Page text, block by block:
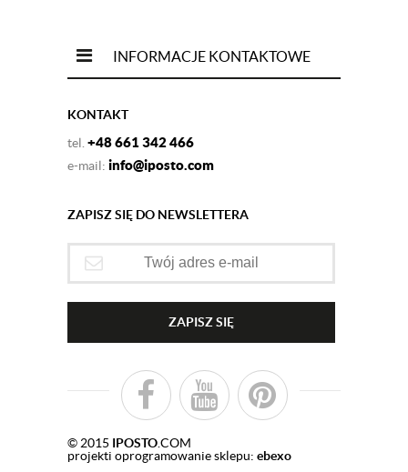
INFORMACJE KONTAKTOWE
KONTAKT
tel. +48 661 342 466
e-mail: info@iposto.com
ZAPISZ SIĘ DO NEWSLETTERA
ZAPISZ SIĘ
© 2015 IPOSTO.COM
projekti oprogramowanie sklepu: ebexo